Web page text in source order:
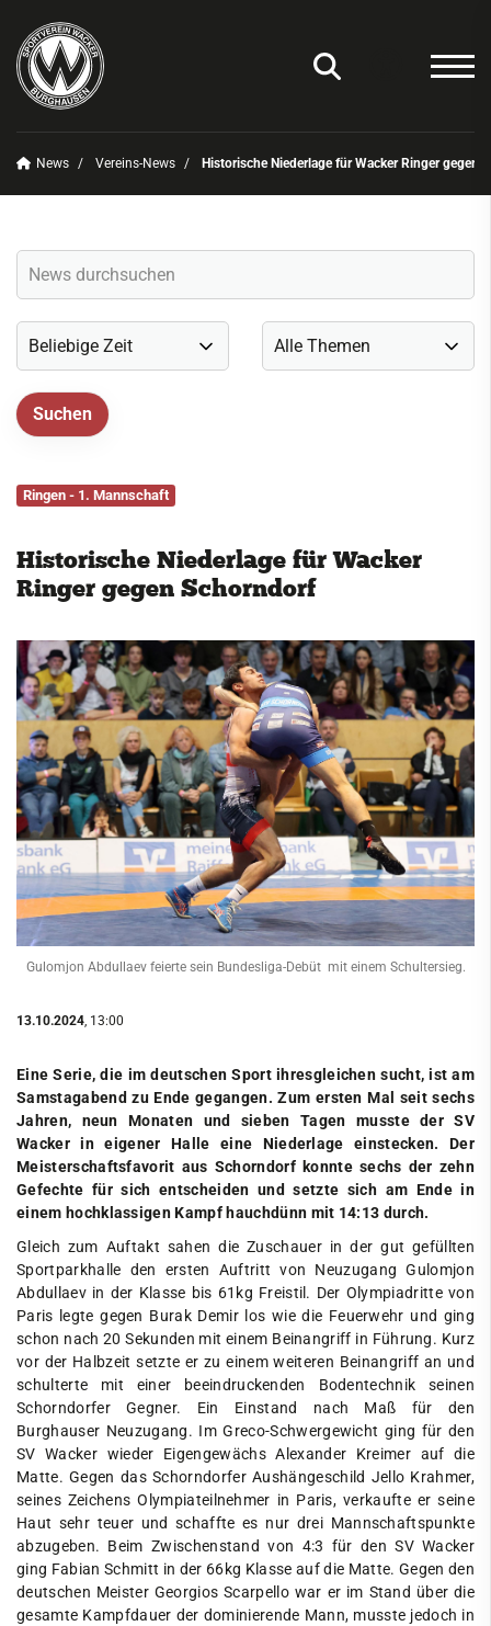
News Vereins-News Historische Niederlage für Wacker Ringer gegen
Ringen - 1. Mannschaft
Historische Niederlage für Wacker
Ringer gegen Schorndorf
Gulomjon Abdullaev feierte sein Bundesliga-Debüt mit einem Schultersieg.
13.10.2024 , 13:00
Eine Serie, die im deutschen Sport ihresgleichen sucht, ist am
Samstagabend zu Ende gegangen. Zum ersten Mal seit sechs
Jahren, neun Monaten und sieben Tagen musste der SV
Wacker in eigener Halle eine Niederlage einstecken. Der
Meisterschaftsfavorit aus Schorndorf konnte sechs der zehn
Gefechte für sich entscheiden und setzte sich am Ende in
einem hochklassigen Kampf hauchdünn mit 14:13 durch.
Gleich zum Auftakt sahen die Zuschauer in der gut gefüllten
Sportparkhalle den ersten Auftritt von Neuzugang Gulomjon
Abdullaev in der Klasse bis 61kg Freistil. Der Olympiadritte von
Paris legte gegen Burak Demir los wie die Feuerwehr und ging
schon nach 20 Sekunden mit einem Beinangriff in Führung. Kurz
vor der Halbzeit setzte er zu einem weiteren Beinangriff an und
schulterte mit einer beeindruckenden Bodentechnik seinen
Schorndorfer Gegner. Ein Einstand nach Maß für den
Burghauser Neuzugang. Im Greco-Schwergewicht ging für den
SV Wacker wieder Eigengewächs Alexander Kreimer auf die
Matte. Gegen das Schorndorfer Aushängeschild Jello Krahmer,
seines Zeichens Olympiateilnehmer in Paris, verkaufte er seine
Haut sehr teuer und schaffte es nur drei Mannschaftspunkte
abzugeben. Beim Zwischenstand von 4:3 für den SV Wacker
ging Fabian Schmitt in der 66kg Klasse auf die Matte. Gegen den
deutschen Meister Georgios Scarpello war er im Stand über die
gesamte Kampfdauer der dominierende Mann, musste jedoch in
Vereins-News
Vereins-App/Vereinszeitung
Onlineshop
Sportdeutschland-News
Kontakt